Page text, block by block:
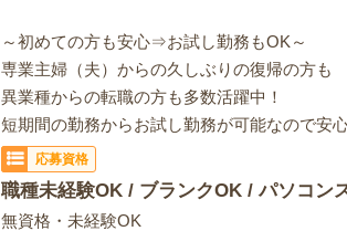
～初めての方も安心⇒お試し勤務もOK～
専業主婦（夫）からの久しぶりの復帰の方も
異業種からの転職の方も多数活躍中！
短期間の勤務からお試し勤務が可能なので安心
応募資格
職種未経験OK / ブランクOK / パソコン
無資格・未経験OK